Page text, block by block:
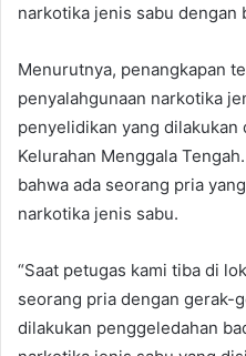
narkotika jenis sabu dengan
Menurutnya, penangkapan
penyalahgunaan narkotika
penyelidikan yang dilakukan
Kelurahan Menggala
bahwa ada seorang pria
narkotika jenis sabu.
“Saat petugas kami tiba di
seorang pria dengan gerak-
dilakukan penggeledahan